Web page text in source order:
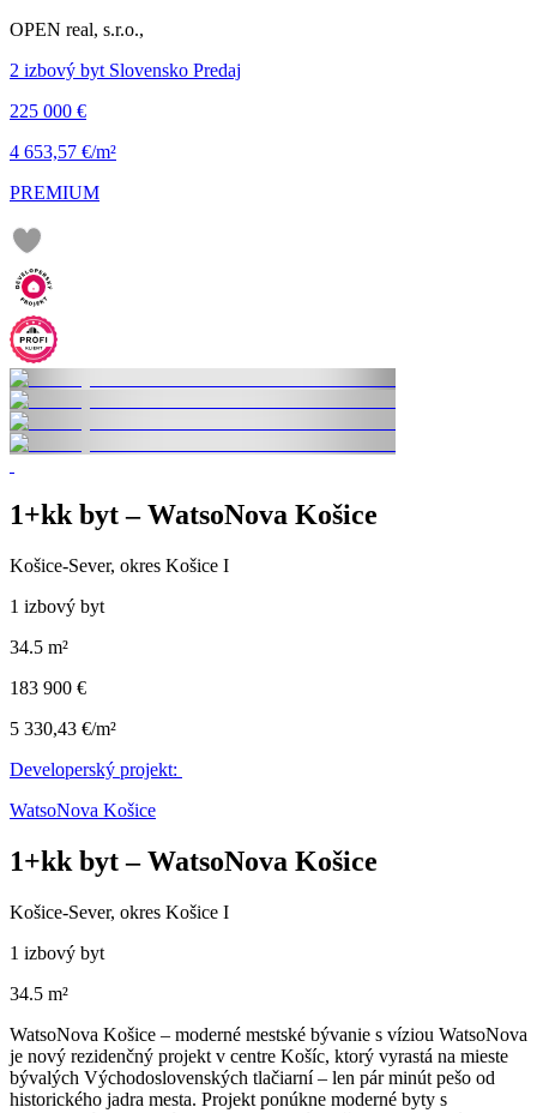
OPEN real, s.r.o.,
2 izbový byt Slovensko Predaj
225 000 €
4 653,57 €/m²
PREMIUM
1+kk byt – WatsoNova Košice
Košice-Sever, okres Košice I
1 izbový byt
34.5 m²
183 900 €
5 330,43 €/m²
Developerský projekt:
WatsoNova Košice
1+kk byt – WatsoNova Košice
Košice-Sever, okres Košice I
1 izbový byt
34.5 m²
WatsoNova Košice – moderné mestské bývanie s víziou WatsoNova
je nový rezidenčný projekt v centre Košíc, ktorý vyrastá na mieste
bývalých Východoslovenských tlačiarní – len pár minút pešo od
historického jadra mesta. Projekt ponúkne moderné byty s